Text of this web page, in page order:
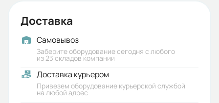
Доставка
Самовывоз
Заберите оборудование сегодня с любого
из 23 складов компании
Доставка курьером
Привезем оборудование курьерской службой
на любой адрес